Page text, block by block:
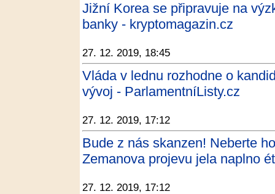
Jižní Korea se připravuje na
banky - kryptomagazin.cz
27. 12. 2019, 18:45
Vláda v lednu rozhodne o
vývoj - ParlamentníListy.cz
27. 12. 2019, 17:12
Bude z nás skanzen! Neberte
Zemanova projevu jela naplno
27. 12. 2019, 17:12